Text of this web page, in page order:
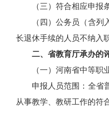
（三）符合相应申报
（四）公务员（含
长退休手续的人员不纳入
二、省教育厅承办的
（一）河南省中等职
申报人员范围：全省
从事教学、教研工作的符